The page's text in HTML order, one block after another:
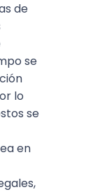
de
se
lo
se
en